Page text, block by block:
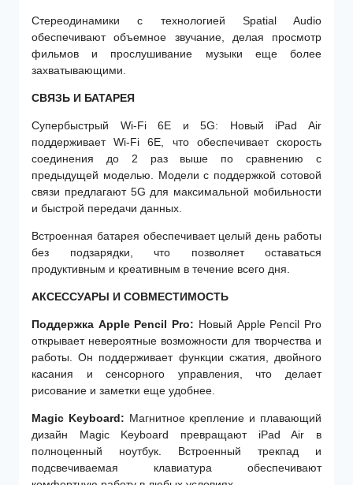
Стереодинамики с технологией Spatial Audio
обеспечивают объемное звучание, делая просмотр
фильмов и прослушивание музыки еще более
захватывающими.
СВЯЗЬ И БАТАРЕЯ
Супербыстрый Wi-Fi 6E и 5G: Новый iPad Air
поддерживает Wi-Fi 6E, что обеспечивает скорость
соединения до 2 раз выше по сравнению с
предыдущей моделью. Модели с поддержкой сотовой
связи предлагают 5G для максимальной мобильности
и быстрой передачи данных.
Встроенная батарея обеспечивает целый день работы
без подзарядки, что позволяет оставаться
продуктивным и креативным в течение всего дня.
АКСЕССУАРЫ И СОВМЕСТИМОСТЬ
Поддержка Apple Pencil Pro: Новый Apple Pencil Pro
открывает невероятные возможности для творчества и
работы. Он поддерживает функции сжатия, двойного
касания и сенсорного управления, что делает
рисование и заметки еще удобнее.
Magic Keyboard: Магнитное крепление и плавающий
дизайн Magic Keyboard превращают iPad Air в
полноценный ноутбук. Встроенный трекпад и
подсвечиваемая клавиатура обеспечивают